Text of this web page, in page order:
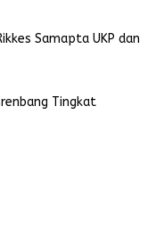
Samapta UKP dan
Tingkat